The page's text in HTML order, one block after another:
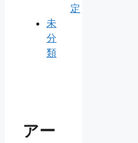
定
未
分
類
アー